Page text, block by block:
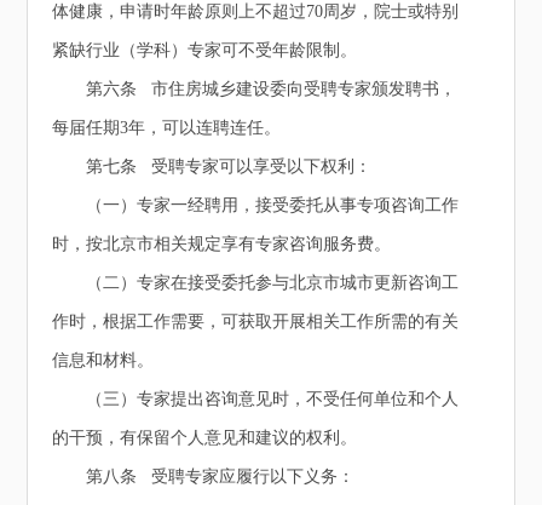
体健康，申请时年龄原则上不超过70周岁，院士或特别
紧缺行业（学科）专家可不受年龄限制。
第六条 市住房城乡建设委向受聘专家颁发聘书，
每届任期3年，可以连聘连任。
第七条 受聘专家可以享受以下权利：
（一）专家一经聘用，接受委托从事专项咨询工作
时，按北京市相关规定享有专家咨询服务费。
（二）专家在接受委托参与北京市城市更新咨询工
作时，根据工作需要，可获取开展相关工作所需的有关
信息和材料。
（三）专家提出咨询意见时，不受任何单位和个人
的干预，有保留个人意见和建议的权利。
第八条 受聘专家应履行以下义务：